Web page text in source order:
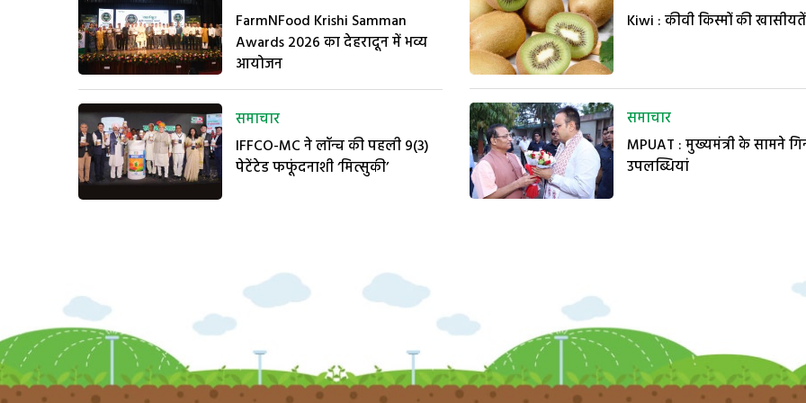
FarmNFood Krishi Samman
Awards 2026 का देहरादून में भव्य
आयोजन
समाचार
IFFCO-MC ने लॉन्च की पहली 9(3)
पेटेंटेड फफूंदनाशी ‘मित्सुकी’
Kiwi : कीवी किस्मों की खासीयतें
समाचार
MPUAT : मुख्यमंत्री के सामने
उपलब्धियां